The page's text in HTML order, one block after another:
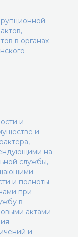
в органах
и
и
на
службы,
и полноты
при
в
актами
и